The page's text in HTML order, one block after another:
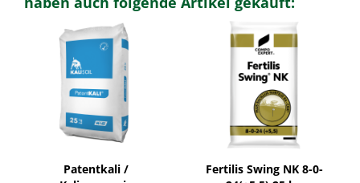
Patentkali /
Fertilis Swing NK 8-0-